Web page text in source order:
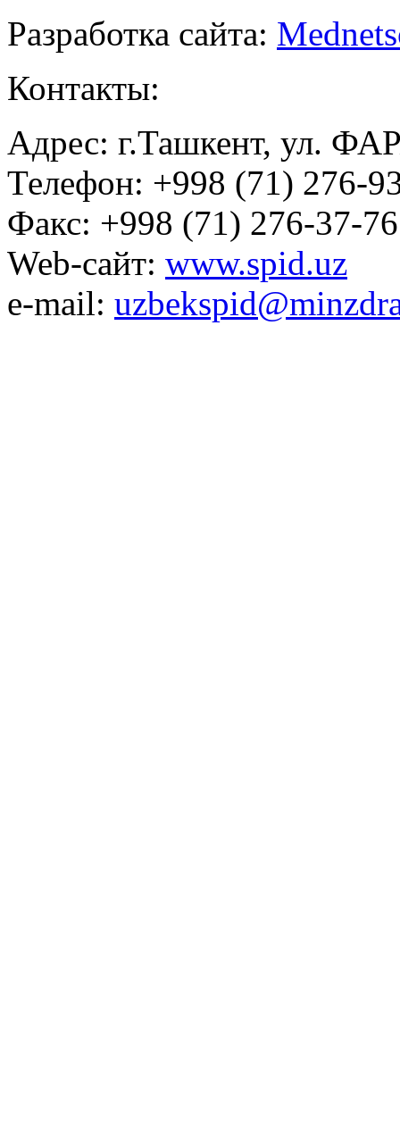
Разработка сайта:
Контакты:
Адрес: г.Ташкент, ул.
Телефон: +998 (71) 276-
Факс: +998 (71) 276-37-76
Web-сайт: www.spid.uz
e-mail: